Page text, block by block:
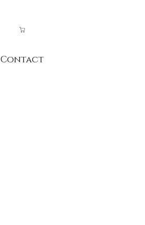
Contact